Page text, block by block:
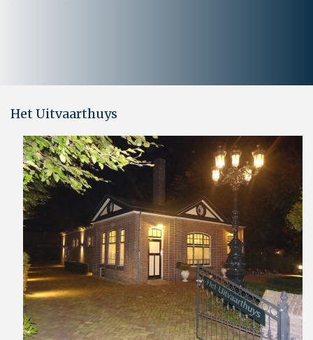
Het Uitvaarthuys